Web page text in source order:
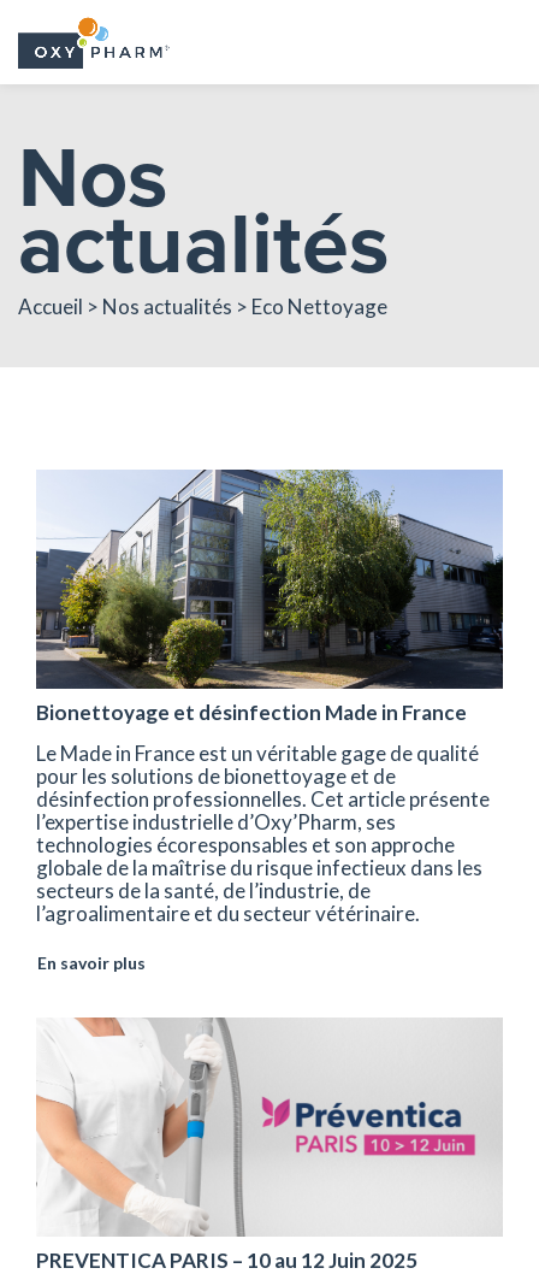
content
Nos
actualités
Accueil > Nos actualités > Eco Nettoyage
Bionettoyage et désinfection Made in France
Le Made in France est un véritable gage de qualité
pour les solutions de bionettoyage et de
désinfection professionnelles. Cet article présente
l’expertise industrielle d’Oxy’Pharm, ses
technologies écoresponsables et son approche
globale de la maîtrise du risque infectieux dans les
secteurs de la santé, de l’industrie, de
l’agroalimentaire et du secteur vétérinaire.
En savoir plus
PREVENTICA PARIS – 10 au 12 Juin 2025